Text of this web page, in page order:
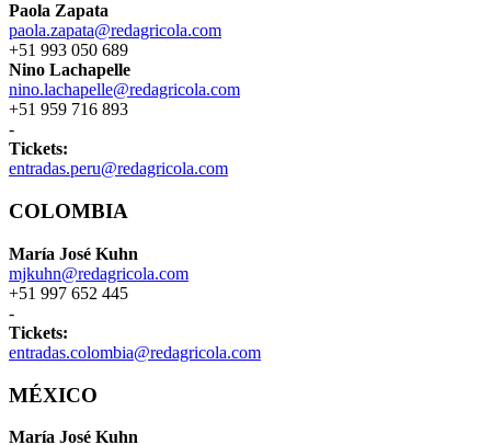
Paola Zapata
paola.zapata@redagricola.com
+51 993 050 689
Nino Lachapelle
nino.lachapelle@redagricola.com
+51 959 716 893
-
Tickets:
entradas.peru@redagricola.com
COLOMBIA
María José Kuhn
mjkuhn@redagricola.com
+51 997 652 445
-
Tickets:
entradas.colombia@redagricola.com
MÉXICO
María José Kuhn